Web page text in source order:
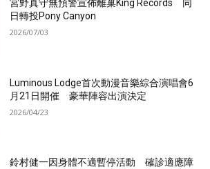
宮野真守無預警宣佈離巢King Records 同
日轉投Pony Canyon
2026/07/03
Luminous Lodge首次動漫音樂綜合演唱會6
月21日開催 豪華陣容出演決定
2026/04/23
鈴村健一因身體不適暫停活動 確診適應障